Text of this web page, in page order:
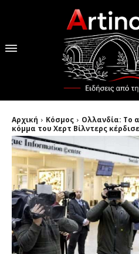
Αρχική Κόσμος
Ολλανδία: Το
κόμμα του Χερτ Βίλντερς